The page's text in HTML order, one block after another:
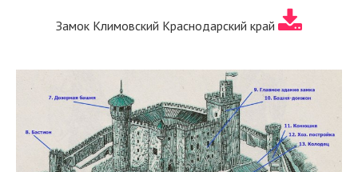
Замок Климовский Краснодарский край